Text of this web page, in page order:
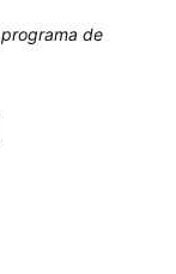
de